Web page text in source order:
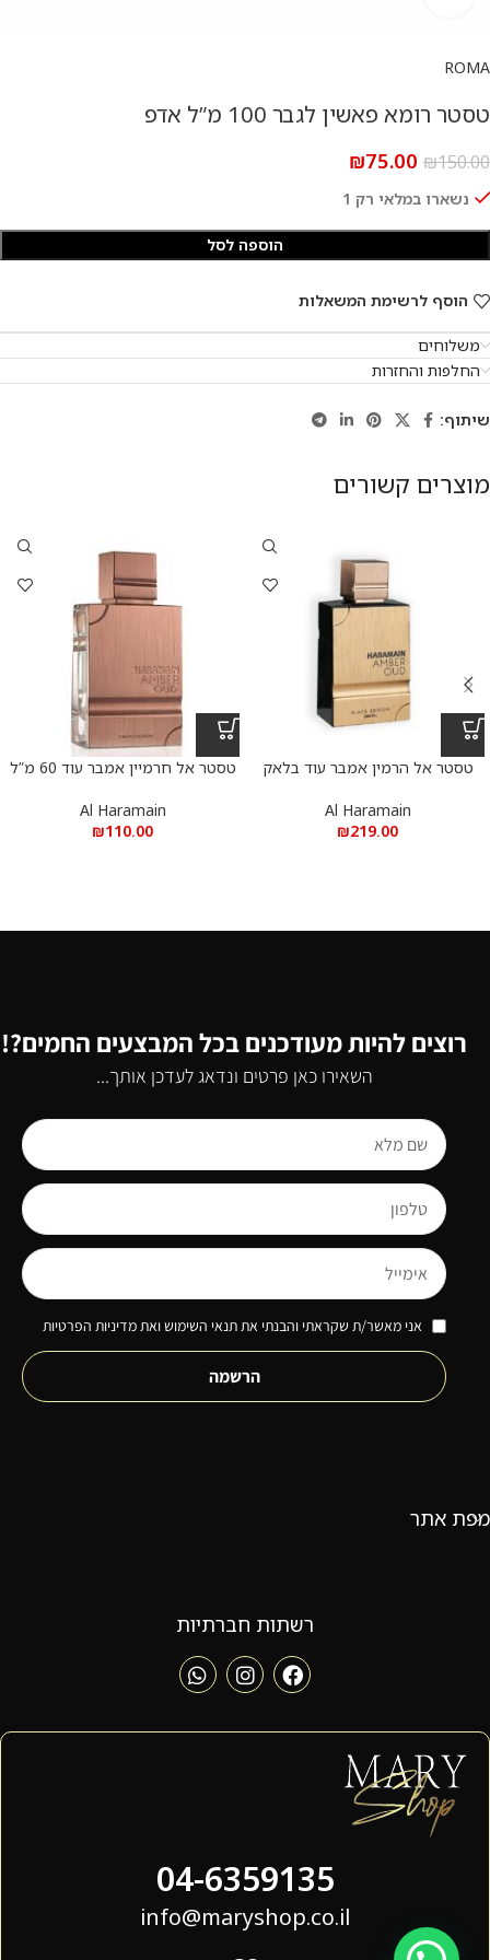
ROMA
טסטר רומא פאשין לגבר 100 מ”ל אדפ
₪150.00
₪75.00
נשארו במלאי רק 1
הוספה לסל
הוסף לרשימת המשאלות
משלוחים
החלפות והחזרות
שיתוף:
מוצרים קשורים
טסטר אל הרמין אמבר עוד בלאק
Al Haramain
₪219.00
טסטר אל חרמיין אמבר עוד 60 מ”ל
Al Haramain
₪110.00
רוצים להיות מעודכנים בכל המבצעים החמים?!
השאירו כאן פרטים ונדאג לעדכן אותך...
אני מאשר/ת שקראתי והבנתי את תנאי השימוש ואת מדיניות הפרטיות
הרשמה
מפת אתר
רשתות חברתיות
04-6359135
info@maryshop.co.il